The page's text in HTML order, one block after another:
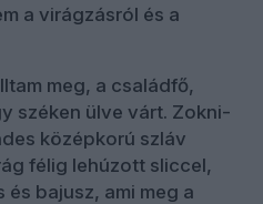
a virágzásról és a
meg, a családfő,
széken ülve várt. Zokni-
középkorú szláv
félig lehúzott sliccel,
bajusz, ami meg a